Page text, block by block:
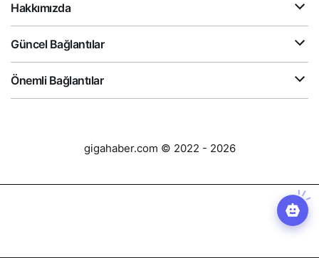
Hakkımızda
Güncel Bağlantılar
Önemli Bağlantılar
gigahaber.com © 2022 - 2026